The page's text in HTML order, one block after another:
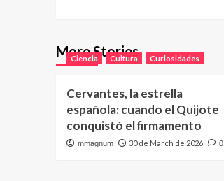
More Stories
Ciencia Cultura Curiosidades
Cervantes, la estrella
española: cuando el Quijote
conquistó el firmamento
mmagnum 30 de March de 2026 0